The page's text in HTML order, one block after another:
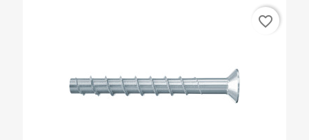
favorite_border